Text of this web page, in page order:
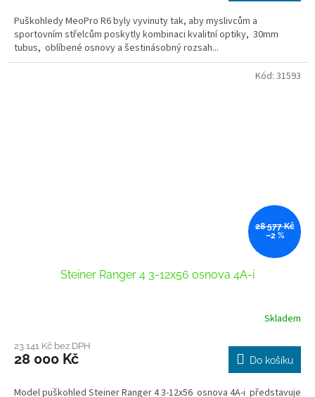
Puškohledy MeoPro R6 byly vyvinuty tak, aby myslivcům a
sportovním střelcům poskytly kombinaci kvalitní optiky, 30mm
tubus, oblíbené osnovy a šestinásobný rozsah...
28 577 Kč
–2 %
Steiner Ranger 4 3-12x56 osnova 4A-i
Skladem
23 141 Kč bez DPH
28 000 Kč Do košíku
Model puškohled Steiner Ranger 4 3-12x56 osnova 4A-i představuje
Kód: 31593